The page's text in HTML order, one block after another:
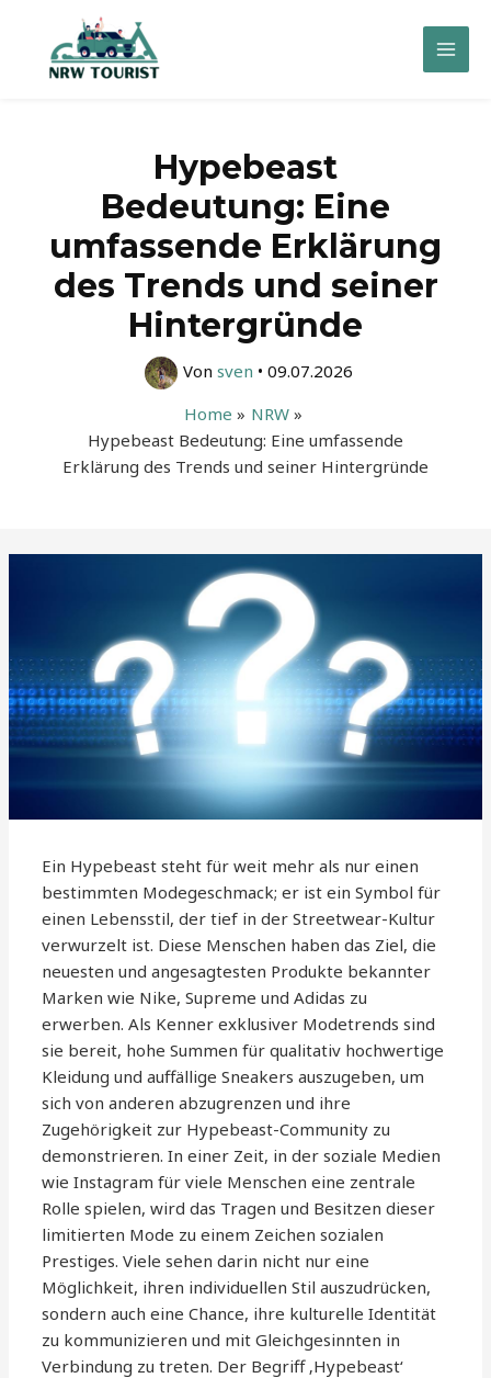
springen
Main
Hypebeast
Bedeutung: Eine
umfassende Erklärung
des Trends und seiner
Hintergründe
Von sven • 09.07.2026
Home
NRW
Hypebeast Bedeutung: Eine umfassende
Erklärung des Trends und seiner Hintergründe
Ein Hypebeast steht für weit mehr als nur einen
bestimmten Modegeschmack; er ist ein Symbol für
einen Lebensstil, der tief in der Streetwear-Kultur
verwurzelt ist. Diese Menschen haben das Ziel, die
neuesten und angesagtesten Produkte bekannter
Marken wie Nike, Supreme und Adidas zu
erwerben. Als Kenner exklusiver Modetrends sind
sie bereit, hohe Summen für qualitativ hochwertige
Kleidung und auffällige Sneakers auszugeben, um
sich von anderen abzugrenzen und ihre
Zugehörigkeit zur Hypebeast-Community zu
demonstrieren. In einer Zeit, in der soziale Medien
wie Instagram für viele Menschen eine zentrale
Rolle spielen, wird das Tragen und Besitzen dieser
limitierten Mode zu einem Zeichen sozialen
Prestiges. Viele sehen darin nicht nur eine
Möglichkeit, ihren individuellen Stil auszudrücken,
sondern auch eine Chance, ihre kulturelle Identität
zu kommunizieren und mit Gleichgesinnten in
Verbindung zu treten. Der Begriff ‚Hypebeast‘